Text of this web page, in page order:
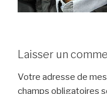
Laisser un
Votre adresse de
champs obligatoires